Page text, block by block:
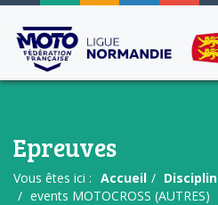
Epreuves
Vous êtes ici : Accueil
events MOTOCROSS (AUTRES)